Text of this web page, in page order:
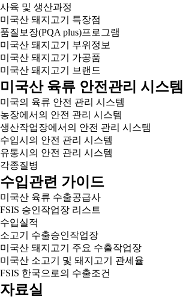
사육 및 생산과정
미국산 돼지고기 특장점
품질보장(PQA plus)프로그램
미국산 돼지고기 부위정보
미국산 돼지고기 가공품
미국산 돼지고기 브랜드
미국산 육류 안전관리 시스템
미국의 육류 안전 관리 시스템
농장에서의 안전 관리 시스템
생산작업장에서의 안전 관리 시스템
수입시의 안전 관리 시스템
유통시의 안전 관리 시스템
각종질병
수입관련 가이드
미국산 육류 수출공급사
FSIS 승인작업장 리스트
수입실적
소고기 수출승인작업장
미국산 돼지고기 주요 수출작업장
미국산 소고기 및 돼지고기 관세율
FSIS 한국으로의 수출조건
자료실